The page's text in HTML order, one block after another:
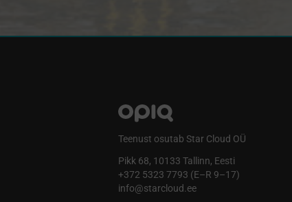
Teenust osutab Star Cloud OÜ
Pikk 68, 10133 Tallinn, Eesti
+372 5323 7793 (E–R 9–17)
info@starcloud.ee